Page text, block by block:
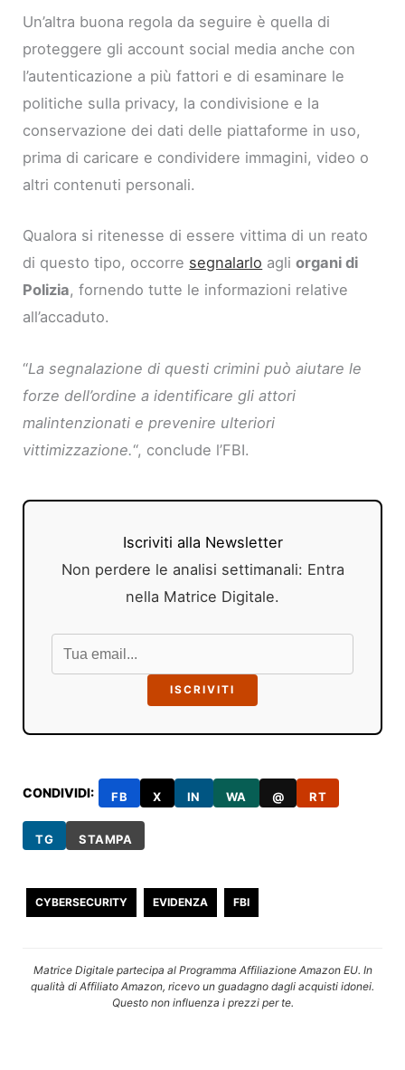
Un’altra buona regola da seguire è quella di
proteggere gli account social media anche con
l’autenticazione a più fattori e di esaminare le
politiche sulla privacy, la condivisione e la
conservazione dei dati delle piattaforme in uso,
prima di caricare e condividere immagini, video o
altri contenuti personali.
Qualora si ritenesse di essere vittima di un reato
di questo tipo, occorre segnalarlo agliorgani di
Polizia, fornendo tutte le informazioni relative
all’accaduto.
“La segnalazione di questi crimini può aiutare le
forze dell’ordine a identificare gli attori
malintenzionati e prevenire ulteriori
vittimizzazione.“, conclude l’FBI.
Iscriviti alla Newsletter
Non perdere le analisi settimanali: Entra
nella Matrice Digitale.
ISCRIVITI
CONDIVIDI: FB X IN WA @ RT
TG STAMPA
CYBERSECURITY EVIDENZA FBI
Matrice Digitale partecipa al Programma Affiliazione Amazon EU. In
qualità di Affiliato Amazon, ricevo un guadagno dagli acquisti idonei.
Questo non influenza i prezzi per te.